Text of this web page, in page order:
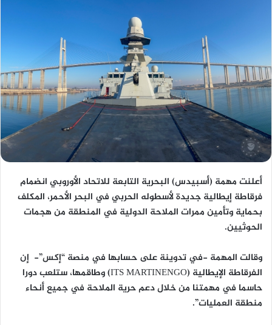
أعلنت مهمة (أسبيدس) البحرية التابعة للاتحاد الأوروبي انضمام
فرقاطة إيطالية جديدة لأسطوله الحربي في البحر الأحمر، المكلف
بحماية وتأمين ممرات الملاحة الدولية في المنطقة من هجمات
الحوثيين.
وقالت المهمة -في تدوينة على حسابها في منصة “إكس”- إن
الفرقاطة الإيطالية (ITS MARTINENGO) وطاقمها، ستلعب دورا
حاسما في مهمتنا من خلال دعم حرية الملاحة في جميع أنحاء
منطقة العمليات”.